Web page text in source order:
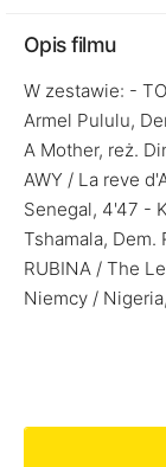
Opis filmu
W zestawie: -
Armel Pululu,
A Mother, reż.
AWY / La reve
Senegal, 4'47 -
Tshamala, Dem.
RUBINA / The
Niemcy /